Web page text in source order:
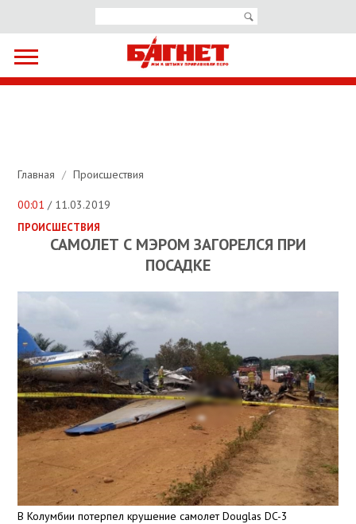
Главная / Происшествия
00:01 / 11.03.2019
ПРОИСШЕСТВИЯ
САМОЛЕТ С МЭРОМ ЗАГОРЕЛСЯ ПРИ
ПОСАДКЕ
В Колумбии потерпел крушение самолет Douglas DC-3